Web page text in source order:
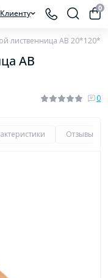
Клиенту 0
лиственница AB
AB
0
Отзывы